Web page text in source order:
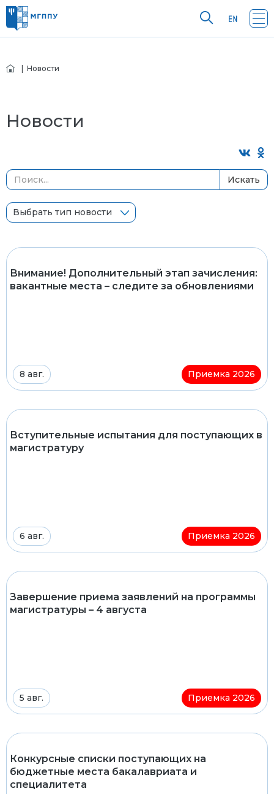
| Новости
Новости
Искать
Выбрать тип новости
Внимание! Дополнительный этап зачисления:
вакантные места – следите за обновлениями
8 авг. Приемка 2026
Вступительные испытания для поступающих в
магистратуру
6 авг. Приемка 2026
Завершение приема заявлений на программы
магистратуры – 4 августа
5 авг. Приемка 2026
Конкурсные списки поступающих на
бюджетные места бакалавриата и
специалитета